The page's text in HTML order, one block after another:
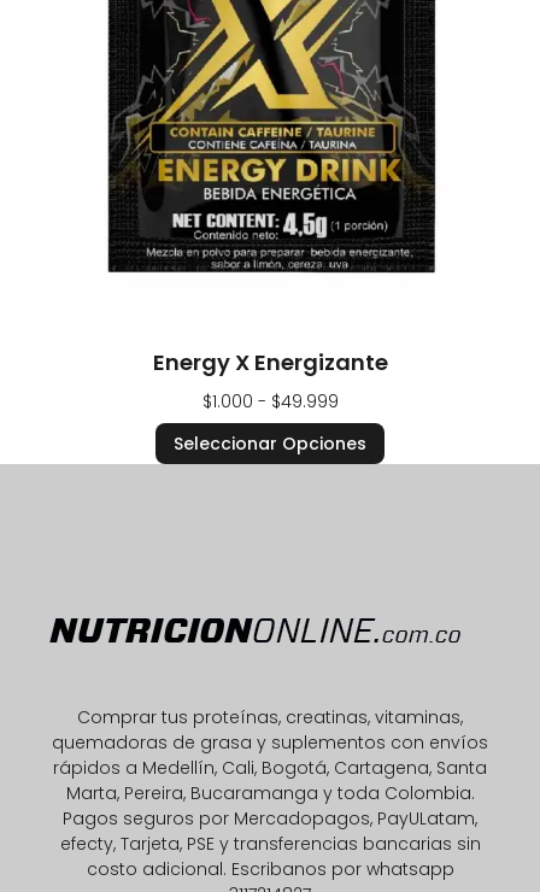
Energy X Energizante
$1.000 - $49.999
Seleccionar Opciones
Comprar tus proteínas, creatinas, vitaminas,
quemadoras de grasa y suplementos con envíos
rápidos a Medellín, Cali, Bogotá, Cartagena, Santa
Marta, Pereira, Bucaramanga y toda Colombia.
Pagos seguros por Mercadopagos, PayULatam,
efecty, Tarjeta, PSE y transferencias bancarias sin
costo adicional. Escribanos por whatsapp